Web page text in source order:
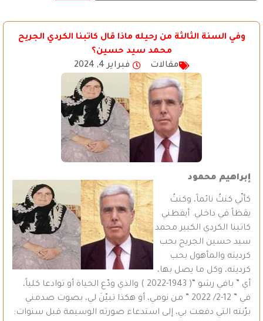
وفي السنة الثالثة من رحيله ماذا قال كاتبنا الكردي الجريح
محمد سيد حسين؟
مقالات
فبراير 4, 2024
إبراهيم محمود
كأنّي كنتُ نائماً، وكنتُ
يقظاً في داخلي. أيقظني
كاتبنا الكردي الكبير محمد
سيد حسين الجريح بحب
كرديته والمأهول بحب
كرديته، وكل ما يصل بها،
أي ” بافي رشو “( 1943-2022 ) والذي ودّع الحياة أو توادعا كلياً،
في ” 12-2/ 2022 ” من نومي، أو هكذا تبيّنَ لي، بصوت صدمني
برّنته التي دفعت بي، إلى استدعاء صورته الوسيمة قبل سنوات: